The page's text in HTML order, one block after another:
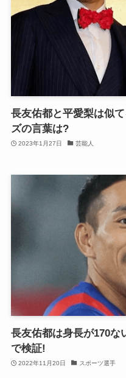
長友佑都と平愛梨は似
ズの言葉は?
2023年1月27日 芸能人
長友佑都は身長が170な
で検証!
2022年11月20日 スポーツ選手